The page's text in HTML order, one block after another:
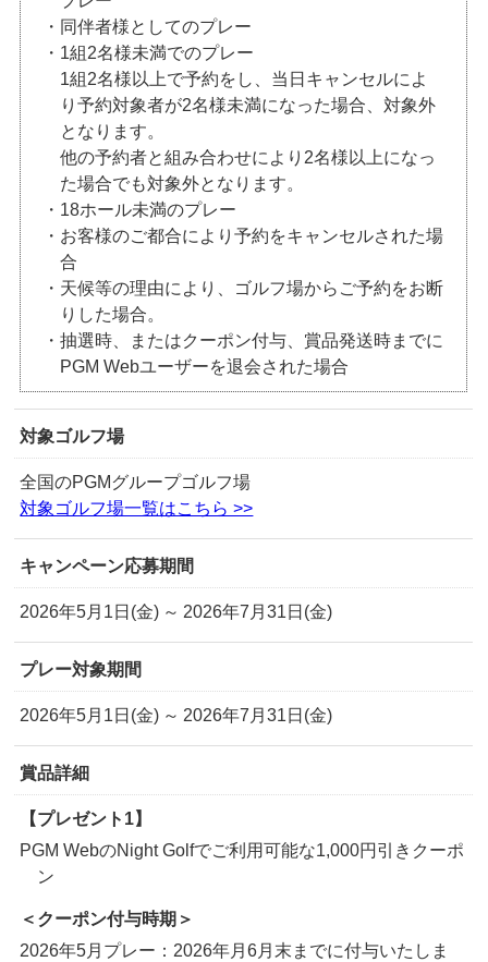
・同伴者様としてのプレー
・1組2名様未満でのプレー
1組2名様以上で予約をし、当日キャンセルによ
り予約対象者が2名様未満になった場合、対象外
となります。
他の予約者と組み合わせにより2名様以上になっ
た場合でも対象外となります。
・18ホール未満のプレー
・お客様のご都合により予約をキャンセルされた場
合
・天候等の理由により、ゴルフ場からご予約をお断
りした場合。
・抽選時、またはクーポン付与、賞品発送時までに
PGM Webユーザーを退会された場合
対象ゴルフ場
全国のPGMグループゴルフ場
対象ゴルフ場一覧はこちら >>
キャンペーン応募期間
2026年5月1日(金) ～ 2026年7月31日(金)
プレー対象期間
2026年5月1日(金) ～ 2026年7月31日(金)
賞品詳細
【プレゼント1】
PGM WebのNight Golfでご利用可能な1,000円引きクーポ
ン
＜クーポン付与時期＞
2026年5月プレー：2026年月6月末までに付与いたしま